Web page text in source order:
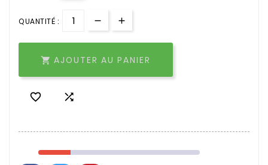
QUANTITÉ :
 AJOUTER AU PANIER
 